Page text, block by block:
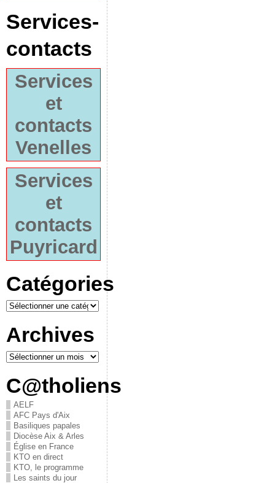
Services-
contacts
Services
et
contacts
Venelles
Services
et
contacts
Puyricard
Catégories
Archives
C@tholiens
AELF
AFC Pays d'Aix
Basiliques papales
Diocèse Aix & Arles
Église en France
KTO en direct
KTO, le programme
Les saints du jour